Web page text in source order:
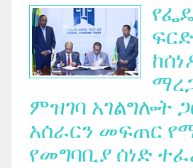
ምዝገባ አገልግሎት
አሰራርን መፍጠር
የመግባቢያ ሰነድ